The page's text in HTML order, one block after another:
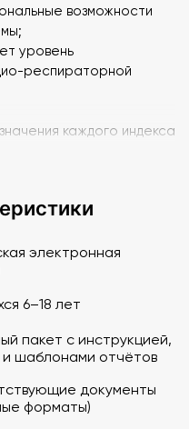
возможности
уровень
респираторной
каждого индекса
здоровья
электронная
6–18 лет
пакет с инструкцией,
шаблонами отчётов
документы
форматы)